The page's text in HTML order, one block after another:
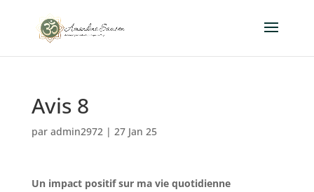
Avis 8
par admin2972| 27 Jan 25
Un impact positif sur ma vie quotidienne